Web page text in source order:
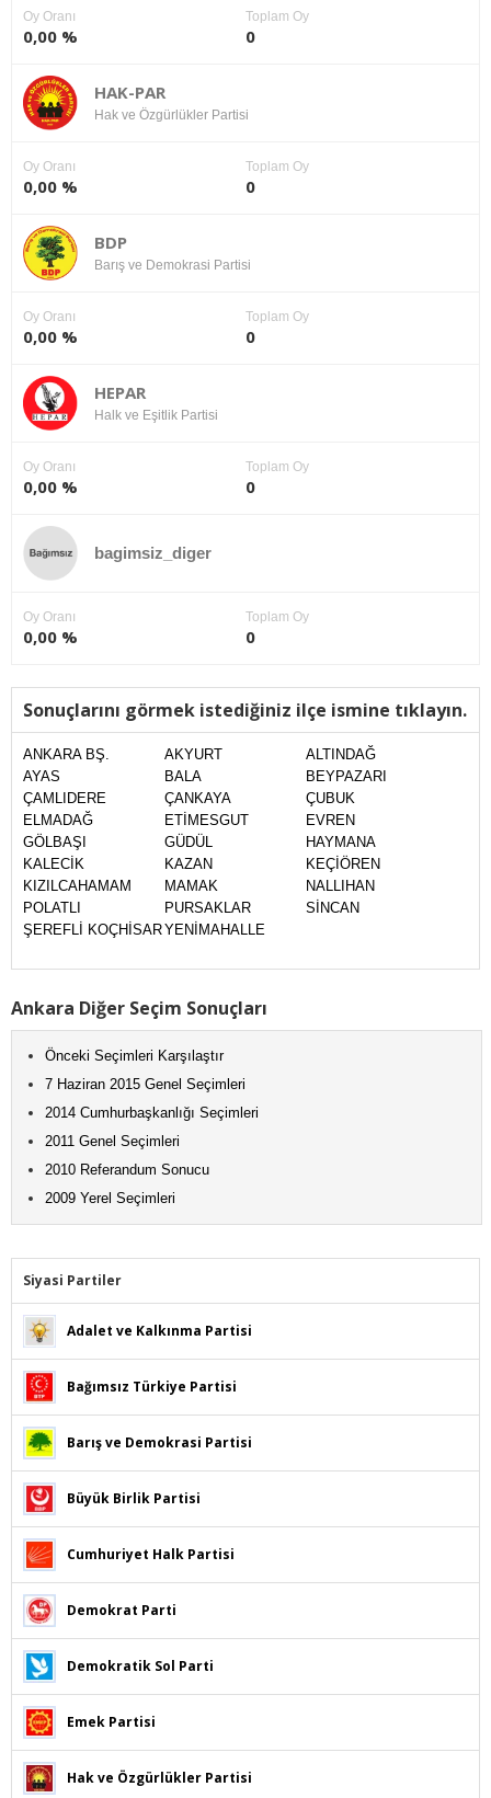
Oy Oranı
0,00 %
Toplam Oy
0
HAK-PAR
Hak ve Özgürlükler Partisi
Oy Oranı
0,00 %
Toplam Oy
0
BDP
Barış ve Demokrasi Partisi
Oy Oranı
0,00 %
Toplam Oy
0
HEPAR
Halk ve Eşitlik Partisi
Oy Oranı
0,00 %
Toplam Oy
0
bagimsiz_diger
Oy Oranı
0,00 %
Toplam Oy
0
Sonuçlarını görmek istediğiniz ilçe ismine tıklayın.
ANKARA BŞ. AKYURT
ALTINDAĞ
AYAS
BALA
BEYPAZARI
ÇAMLIDERE
ÇANKAYA
ÇUBUK
ELMADAĞ
ETİMESGUT
EVREN
GÖLBAŞI
GÜDÜL
HAYMANA
KALECİK
KAZAN
KEÇİÖREN
KIZILCAHAMAM
MAMAK
NALLIHAN
POLATLI
PURSAKLAR
SİNCAN
ŞEREFLİ KOÇHİSARYENİMAHALLE
Ankara Diğer Seçim Sonuçları
Önceki Seçimleri Karşılaştır
7 Haziran 2015 Genel Seçimleri
2014 Cumhurbaşkanlığı Seçimleri
2011 Genel Seçimleri
2010 Referandum Sonucu
2009 Yerel Seçimleri
Siyasi Partiler
Adalet ve Kalkınma Partisi
Bağımsız Türkiye Partisi
Barış ve Demokrasi Partisi
Büyük Birlik Partisi
Cumhuriyet Halk Partisi
Demokrat Parti
Demokratik Sol Parti
Emek Partisi
Hak ve Özgürlükler Partisi